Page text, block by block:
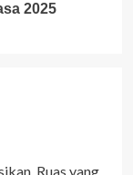
2025
Ruas yang